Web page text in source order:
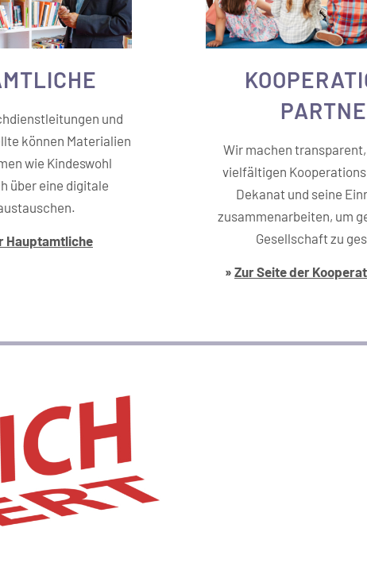
und
können Materialien
wie Kindeswohl
über eine digitale
Hauptamtliche
Wir machen
vielfältigen
Dekanat und seine
zusammenarbeiten, um
Gesellschaft zu
» Zur Seite der